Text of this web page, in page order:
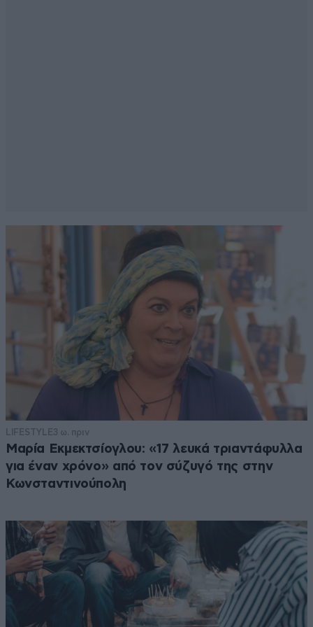
LIFESTYLE3 ω. πριν
Μαρία Εκμεκτσίογλου: «17 λευκά τριαντάφυλλα
για έναν χρόνο» από τον σύζυγό της στην
Κωνσταντινούπολη